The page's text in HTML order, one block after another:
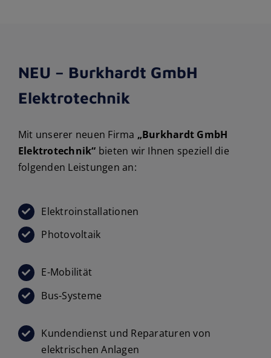
NEU – Burkhardt GmbH
Elektrotechnik
Mit unserer neuen Firma „Burkhardt GmbH
Elektrotechnik“ bieten wir Ihnen speziell die
folgenden Leistungen an:
Elektroinstallationen
Photovoltaik
E-Mobilität
Bus-Systeme
Kundendienst und Reparaturen von
elektrischen Anlagen